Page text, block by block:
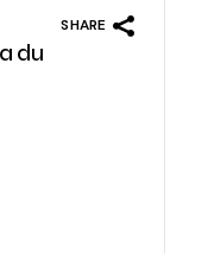
du
SHARE